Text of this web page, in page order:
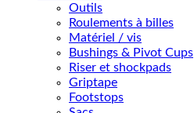
Outils
Roulements à billes
Matériel / vis
Bushings & Pivot Cups
Riser et shockpads
Griptape
Footstops